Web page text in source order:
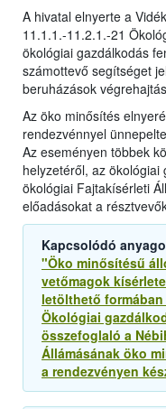
A hivatal elnyerte a
11.1.1.-11.2.1.-21
ökológiai gazdálkodás
számottevő segítséget
beruházások
Az öko minősítés
rendezvénnyel
Az eseményen többek
helyzetéről, az
ökológiai Fajtakísérleti
előadásokat a
Kapcsolódó
"Öko minősítésű
vetőmagok
letölthető
Ökológiai
összefoglaló a
Állámásának öko
a rendezvényen